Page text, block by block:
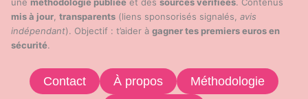
une méthodologie publiée et des sources vérifiées. Contenus
mis à jour, transparents (liens sponsorisés signalés, avis
indépendant). Objectif : t’aider à gagner tes premiers euros en
sécurité.
Contact À propos
Méthodologie